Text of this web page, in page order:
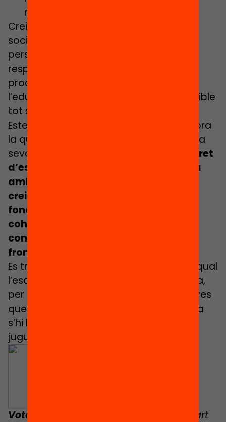
marge.
Creiem que la nostra ha de ser una
societat inclusiva en la qual totes les
persones hi tinguem cabuda, tot
respectant les biografies i les
procedències de cadascú i volem que
l’educació sigui el pilar que ho faci possible
tot sent un model.
Estem convençudes que la inclusió millora
la qualitat de l’educació i contribueix a la
seva transformació. Però
tenim un decret
d’escola inclusiva que no es desplega
amb els recursos que calen. Si ens
creiem que a l’escola es posen els
fonaments d’una societat inclusiva i
cohesionada, és imperatiu un
compromís d’inversió en aquests 7
fronts.
Es tracta d’un plantejament conjunt al qual
l’escola tota sola no pot donar resposta,
per això necessitem polítiques educatives
que la facin possible. La nova conselleria
s’hi haurà de posar amb ganes. Ens hi
juguem molt.
Vota Educació: Aquest article forma part